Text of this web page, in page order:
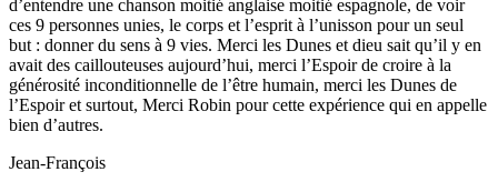
d’entendre une chanson moitié anglaise moitié espagnole, de voir
ces 9 personnes unies, le corps et l’esprit à l’unisson pour un seul
but : donner du sens à 9 vies. Merci les Dunes et dieu sait qu’il y en
avait des caillouteuses aujourd’hui, merci l’Espoir de croire à la
générosité inconditionnelle de l’être humain, merci les Dunes de
l’Espoir et surtout, Merci Robin pour cette expérience qui en appelle
bien d’autres.
Jean-François